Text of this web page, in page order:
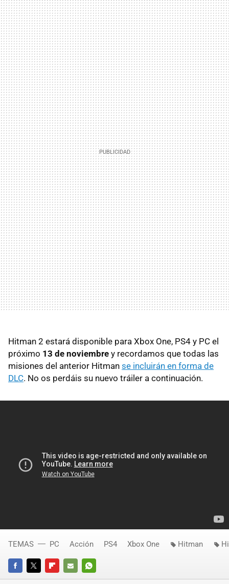
Hitman 2 estará disponible para Xbox One, PS4 y PC el
próximo 13 de noviembre y recordamos que todas las
misiones del anterior Hitman se incluirán en forma de
DLC. No os perdáis su nuevo tráiler a continuación.
FACEBOOKTWITTERFLIPBOARD
E-
WHATSAPP
TEMAS PC Acción PS4 Xbox One Hitman